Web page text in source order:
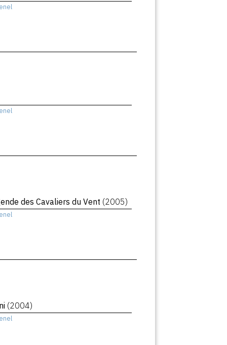
des Cavaliers du Vent (2005)
(2004)